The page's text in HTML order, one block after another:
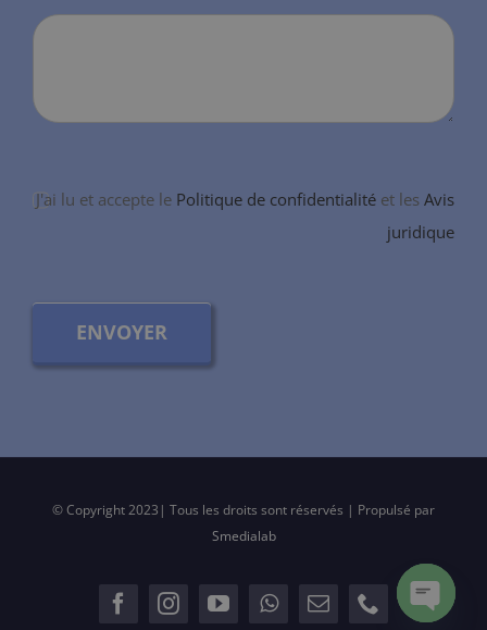
J'ai lu et accepte le Politique de confidentialité et lesAvis
juridique
ENVOYER
© Copyright 2023| Tous les droits sont réservés | Propulsé par
Smedialab